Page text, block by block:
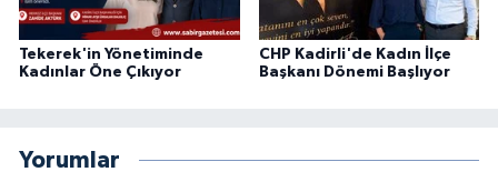
Tekerek'in Yönetiminde
Kadınlar Öne Çıkıyor
CHP Kadirli'de Kadın İlçe
Başkanı Dönemi Başlıyor
Yorumlar